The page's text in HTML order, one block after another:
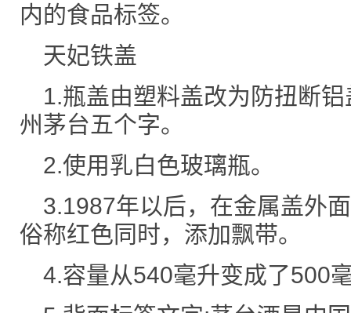
内的食品标签。
天妃铁盖
1.瓶盖由塑料盖改为防扭断
州茅台五个字。
2.使用乳白色玻璃瓶。
3.1987年以后，在金属盖外
俗称红色同时，添加飘带。
4.容量从540毫升变成了500